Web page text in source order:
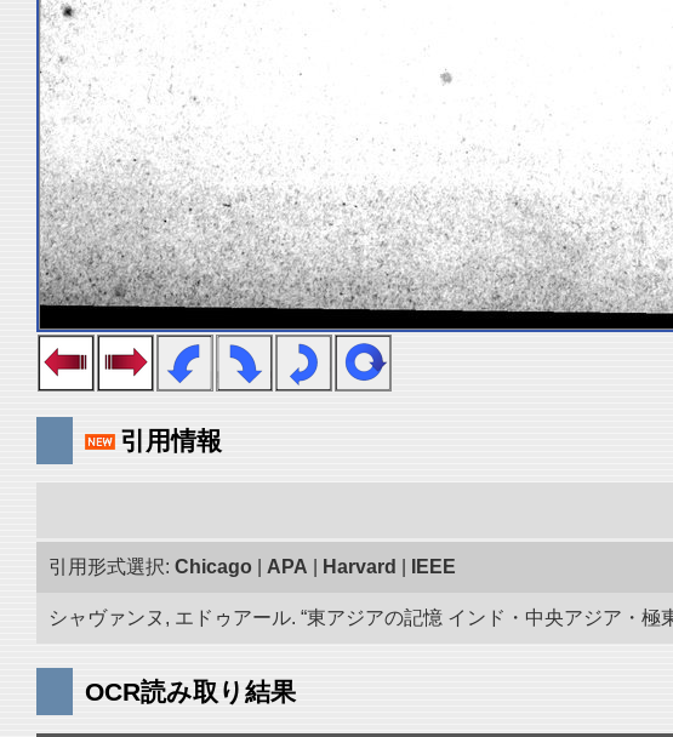
引用情報
引用形式選択: Chicago APA Harvard IEEE
シャヴァンヌ, エドゥアール. “東アジアの記憶 インド・中央アジア・
OCR読み取り結果